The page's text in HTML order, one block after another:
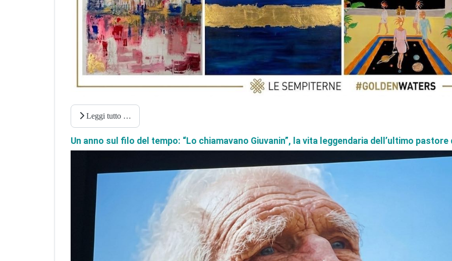
Leggi tutto …
Un anno sul filo del tempo: “Lo chiamavano Giuvanin”, la vita leggendaria dell’ultimo